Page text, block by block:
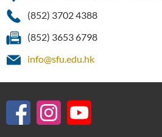
(852) 3702 4388
(852) 3653 6798
info@sfu.edu.hk